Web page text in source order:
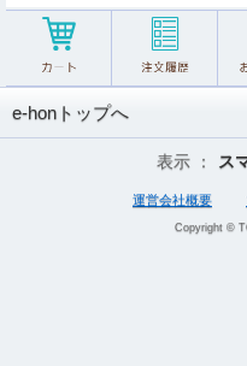
e-honトップへ
表示 ： ス
運営会社概要
Copyright ©